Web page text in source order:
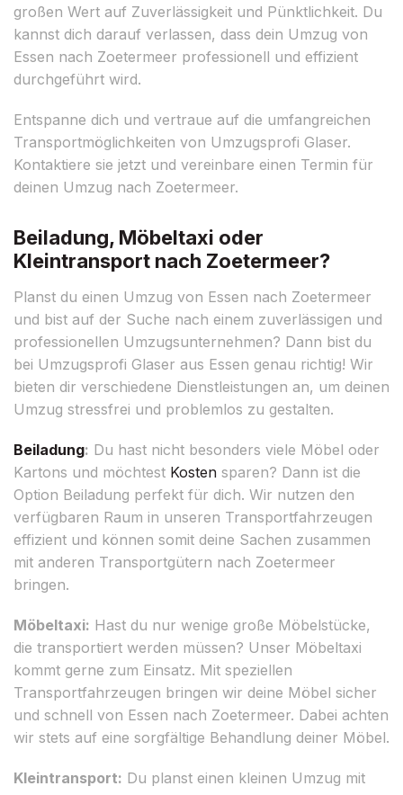
großen Wert auf Zuverlässigkeit und Pünktlichkeit. Du
kannst dich darauf verlassen, dass dein Umzug von
Essen nach Zoetermeer professionell und effizient
durchgeführt wird.
Entspanne dich und vertraue auf die umfangreichen
Transportmöglichkeiten von Umzugsprofi Glaser.
Kontaktiere sie jetzt und vereinbare einen Termin für
deinen Umzug nach Zoetermeer.
Beiladung, Möbeltaxi oder
Kleintransport nach Zoetermeer?
Planst du einen Umzug von Essen nach Zoetermeer
und bist auf der Suche nach einem zuverlässigen und
professionellen Umzugsunternehmen? Dann bist du
bei Umzugsprofi Glaser aus Essen genau richtig! Wir
bieten dir verschiedene Dienstleistungen an, um deinen
Umzug stressfrei und problemlos zu gestalten.
Beiladung: Du hast nicht besonders viele Möbel oder
Kartons und möchtest Kosten sparen? Dann ist die
Option Beiladung perfekt für dich. Wir nutzen den
verfügbaren Raum in unseren Transportfahrzeugen
effizient und können somit deine Sachen zusammen
mit anderen Transportgütern nach Zoetermeer
bringen.
Möbeltaxi: Hast du nur wenige große Möbelstücke,
die transportiert werden müssen? Unser Möbeltaxi
kommt gerne zum Einsatz. Mit speziellen
Transportfahrzeugen bringen wir deine Möbel sicher
und schnell von Essen nach Zoetermeer. Dabei achten
wir stets auf eine sorgfältige Behandlung deiner Möbel.
Kleintransport: Du planst einen kleinen Umzug mit